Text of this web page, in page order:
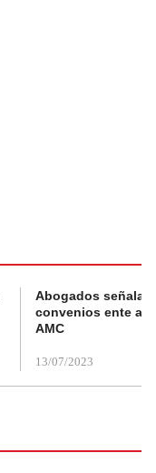
Abogados
convenios ente
AMC
13/07/2023